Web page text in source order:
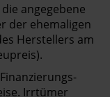
angegebene
der ehemaligen
Herstellers am
Irrtümer